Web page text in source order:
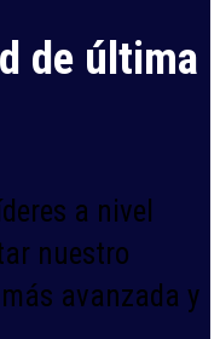
de última
a nivel
nuestro
avanzada y